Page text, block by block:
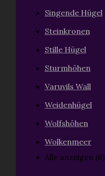
Singende Hügel
Steinkronen
Stille Hügel
Sturmhöhen
Varuvils Wall
Weidenhügel
Wolfshöhen
Wolkenmeer
Alle anzeigen (6)